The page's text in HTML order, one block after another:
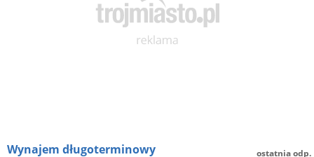
Wynajem długoterminowy
ostatnia odp.